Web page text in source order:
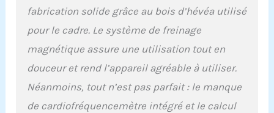
créent une surface polie
construction en bois
fabrication solide grâce au bois d’hévéa utilisé
pour le cadre. Le système de freinage
magnétique assure une utilisation tout en
douceur et rend l’appareil agréable à utiliser.
Néanmoins, tout n’est pas parfait : le manque
de cardiofréquencemètre intégré et le calcul